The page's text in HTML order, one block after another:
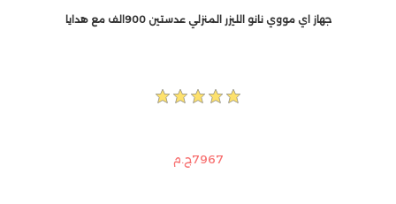
جهاز اي مووي نانو الليزر المنزلي عدستين 900الف مع هدايا اضافية ومضة كريم ومرطب هدية وقلم تحديد هدية
7967ج.م